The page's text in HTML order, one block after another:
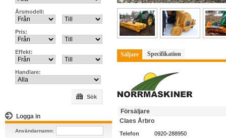
Årsmodell:
Pris:
Effekt:
Handlare:
Sök
Logga in
Användarnamn:
Säljare Specifikation
Försäljare
Claes Årbro
Telefon
0920-288950